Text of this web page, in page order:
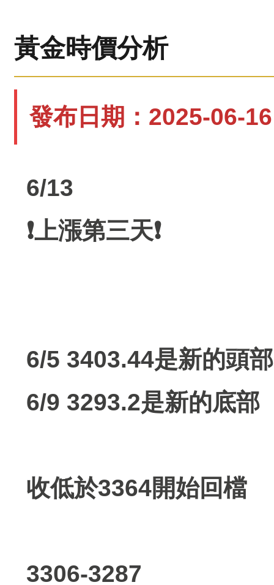
黃金時價分析
發布日期：2025-06-
6/13
❗️上漲第三天❗️
6/5 3403.44是新的頭部
6/9 3293.2是新的底部
收低於3364開始回檔
3306-3287